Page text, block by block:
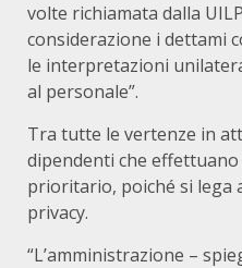
volte richiamata dalla
considerazione i dettami
le interpretazioni
al personale”.
Tra tutte le vertenze in
dipendenti che
prioritario, poiché si lega
privacy.
“L’amministrazione –